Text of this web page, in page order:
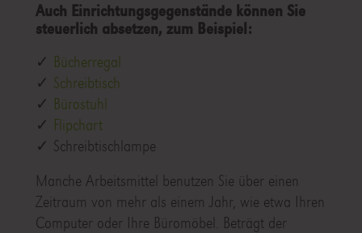
Auch Einrichtungsgegenstände können Sie
steuerlich absetzen, zum Beispiel:
✓ Bücherregal
✓ Schreibtisch
✓ Bürostuhl
✓ Flipchart
✓ Schreibtischlampe
Manche Arbeitsmittel benutzen Sie über einen
Zeitraum von mehr als einem Jahr, wie etwa Ihren
Computer oder Ihre Büromöbel. Beträgt der